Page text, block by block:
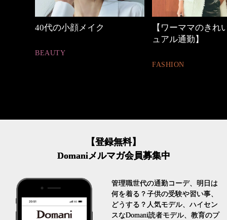
【ワーママのきれいめカジ
働く女性のバッグ
【登録無料】
Domaniメルマガ会員募集中
管理職世代の通勤コーデ、明日は
何を着る？子供の受験や習い事、
どうする？人気モデル、ハイセン
スなDomani読者モデル、教育のプ